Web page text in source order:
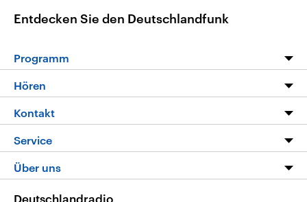
Entdecken Sie den Deutschlandfunk
Programm
Programm
Die Nachrichten
Nachrichtenleicht
Neue Beiträge auf dlf.de
Hören
Livestream
Podcasts
Deutschlandfunk App
Nachrichten App
Kontakt
Hörerservice
Service
FAQ
Über uns
Deutschlandradio